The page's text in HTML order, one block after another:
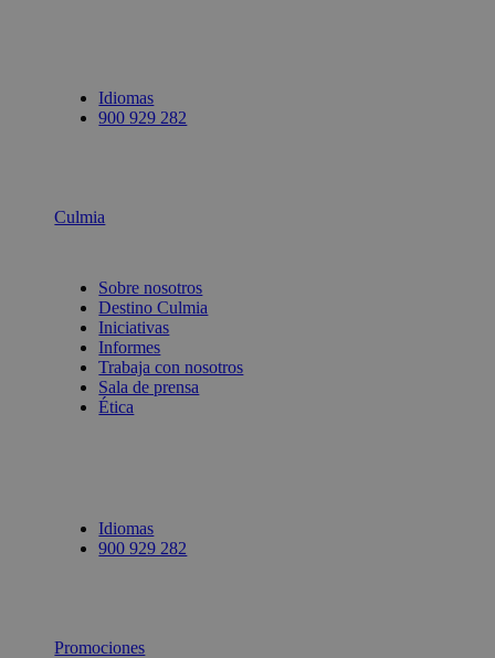
Idiomas
900 929 282
Culmia
Sobre nosotros
Destino Culmia
Iniciativas
Informes
Trabaja con nosotros
Sala de prensa
Ética
Idiomas
900 929 282
Promociones